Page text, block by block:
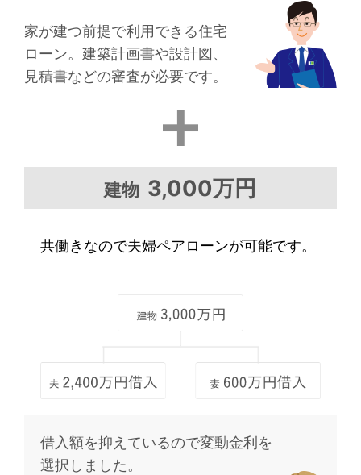
家が建つ前提で利用できる住宅
ローン。 建築計画書や設計図、
見積書などの審査が必要です。
建物 3,000万円
共働きなので夫婦ペアローンが可能です。
借入額を抑えているので変動金利を
選択しました。